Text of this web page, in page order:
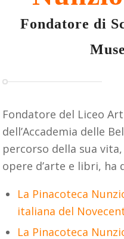
Fondatore di
Fondatore del Liceo
dell’Accademia delle
percorso della sua
opere d’arte e libri, ha
La Pinacoteca
italiana del
La Pinacoteca